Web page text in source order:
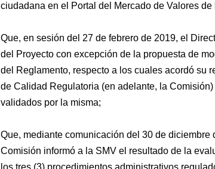
ciudadana en el Portal del Mercado de Valores de
Que, en sesión del 27 de febrero de 2019, el
del Proyecto con excepción de la propuesta de
del Reglamento, respecto a los cuales acordó su
de Calidad Regulatoria (en adelante, la
validados por la misma;
Que, mediante comunicación del 30 de
Comisión informó a la SMV el resultado de la
los tres (3) procedimientos administrativos